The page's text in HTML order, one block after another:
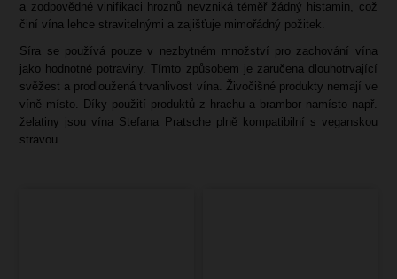
a zodpovědné vinifikaci hroznů nevzniká téměř žádný histamin, což
činí vína lehce stravitelnými a zajišťuje mimořádný požitek.
Síra se používá pouze v nezbytném množství pro zachování vína
jako hodnotné potraviny. Tímto způsobem je zaručena dlouhotrvající
svěžest a prodloužená trvanlivost vína. Živočišné produkty nemají ve
víně místo. Díky použití produktů z hrachu a brambor namísto např.
želatiny jsou vína Stefana Pratsche plně kompatibilní s veganskou
stravou.